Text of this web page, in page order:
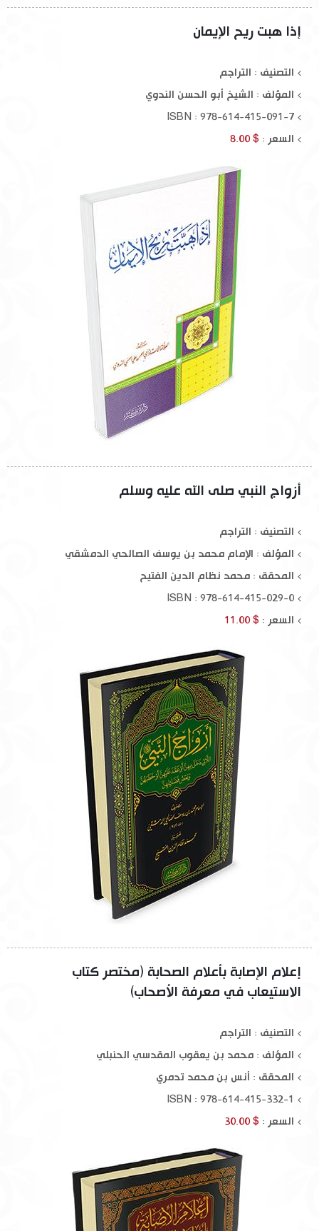
إذا هبت ريح الإيمان
التصنيف : التراجم
المؤلف : الشيخ أبو الحسن الندوي
ISBN : 978-614-415-091-7
السعر : $ 8.00
أزواج النبي صلى الله عليه وسلم
التصنيف : التراجم
المؤلف : الإمام محمد بن يوسف الصالحي الدمشقي
المحقق : محمد نظام الدين الفتيح
ISBN : 978-614-415-029-0
السعر : $ 11.00
إعلام الإصابة بأعلام الصحابة (مختصر كتاب
الاستيعاب في معرفة الأصحاب)
التصنيف : التراجم
المؤلف : محمد بن يعقوب المقدسي الحنبلي
المحقق : أنس بن محمد تدمري
ISBN : 978-614-415-332-1
السعر : $ 30.00